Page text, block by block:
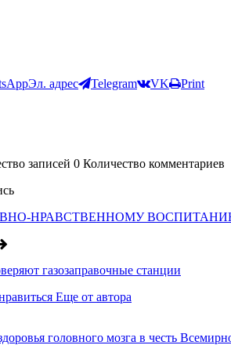
Эл. адрес Telegram VK Print
записей 0 Количество комментариев
НРАВСТВЕННОМУ
газозаправочные станции
Еще от автора
головного мозга в честь